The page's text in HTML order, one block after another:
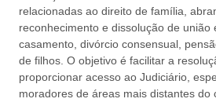
relacionadas ao direito de família,
reconhecimento e dissolução de união
casamento, divórcio consensual,
de filhos. O objetivo é facilitar a
proporcionar acesso ao Judiciário,
moradores de áreas mais distantes do